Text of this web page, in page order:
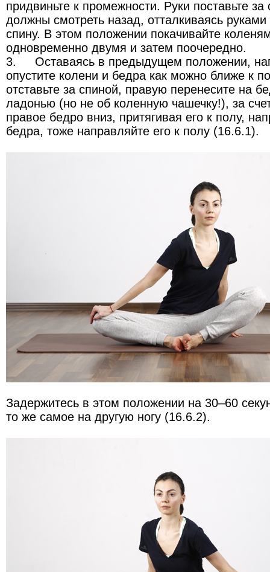
придвиньте к промежности. Руки поставьте
должны смотреть назад, отталкиваясь
спину. В этом положении покачивайте
одновременно двумя и затем поочередно.
3.
Оставаясь в предыдущем положении,
опустите колени и бедра как можно ближе к
отставьте за спиной, правую перенесите на
ладонью (но не об коленную чашечку!), за
правое бедро вниз, притягивая его к полу,
бедра, тоже направляйте его к полу (16.6.1).
Задержитесь в этом положении на 30–60
то же самое на другую ногу (16.6.2).